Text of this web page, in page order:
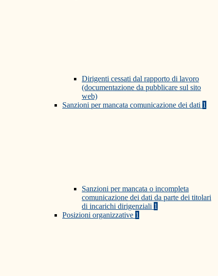
Dirigenti cessati dal rapporto di lavoro
(documentazione da pubblicare sul sito
web)
Sanzioni per mancata comunicazione dei dati 1
Sanzioni per mancata o incompleta
comunicazione dei dati da parte dei titolari
di incarichi dirigenziali 1
Posizioni organizzative 1